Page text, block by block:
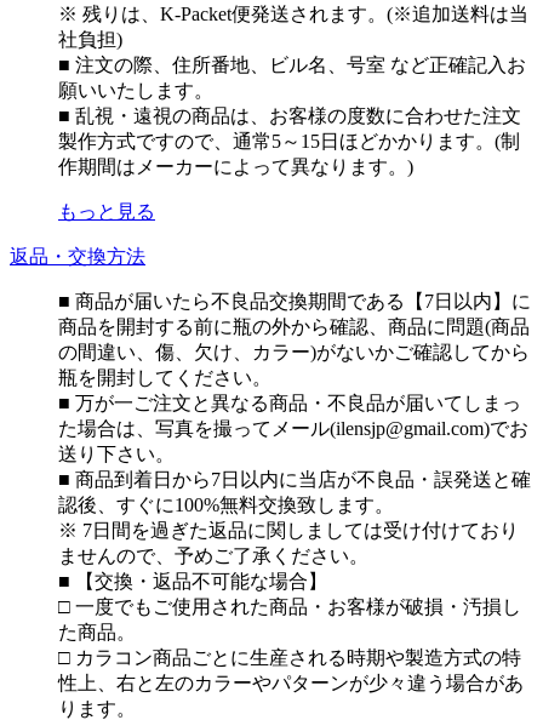
※ 残りは、K-Packet便発送されます。(※追加送料は当
社負担)
■ 注文の際、住所番地、ビル名、号室 など正確記入お
願いいたします。
■ 乱視・遠視の商品は、お客様の度数に合わせた注文
製作方式ですので、通常5～15日ほどかかります。(制
作期間はメーカーによって異なります。)
もっと見る
返品・交換方法
■ 商品が届いたら不良品交換期間である【7日以内】に
商品を開封する前に瓶の外から確認、商品に問題(商品
の間違い、傷、欠け、カラー)がないかご確認してから
瓶を開封してください。
■ 万が一ご注文と異なる商品・不良品が届いてしまっ
た場合は、写真を撮ってメール(ilensjp@gmail.com)でお
送り下さい。
■ 商品到着日から7日以内に当店が不良品・誤発送と確
認後、すぐに100%無料交換致します。
※ 7日間を過ぎた返品に関しましては受け付けており
ませんので、予めご了承ください。
■ 【交換・返品不可能な場合】
□ 一度でもご使用された商品・お客様が破損・汚損し
た商品。
□ カラコン商品ごとに生産される時期や製造方式の特
性上、右と左のカラーやパターンが少々違う場合があ
ります。